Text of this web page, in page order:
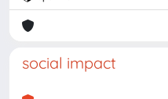
social impact